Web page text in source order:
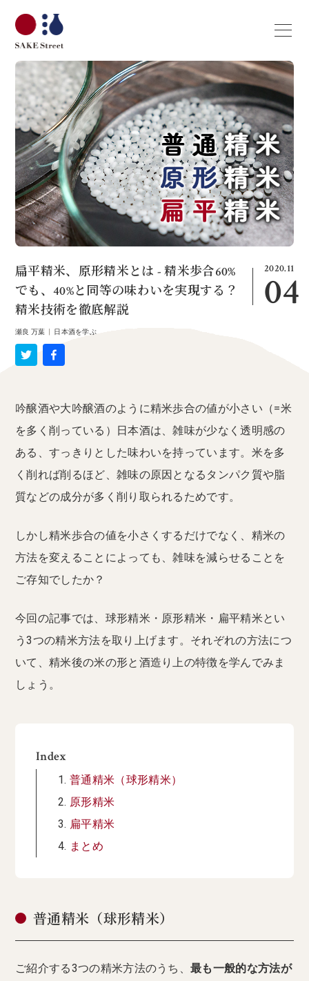
2020.11
04
扁平精米、原形精米とは - 精米歩合60%
でも、40%と同等の味わいを実現する？
精米技術を徹底解説
瀬良 万葉 日本酒を学ぶ
吟醸酒や大吟醸酒のように精米歩合の値が小さい（=米
を多く削っている）日本酒は、雑味が少なく透明感の
ある、すっきりとした味わいを持っています。米を多
く削れば削るほど、雑味の原因となるタンパク質や脂
質などの成分が多く削り取られるためです。
しかし精米歩合の値を小さくするだけでなく、精米の
方法を変えることによっても、雑味を減らせることを
ご存知でしたか？
今回の記事では、球形精米・原形精米・扁平精米とい
う3つの精米方法を取り上げます。それぞれの方法につ
いて、精米後の米の形と酒造り上の特徴を学んでみま
しょう。
Index
普通精米（球形精米）
原形精米
扁平精米
まとめ
普通精米（球形精米）
ご紹介する3つの精米方法のうち、最も一般的な方法が